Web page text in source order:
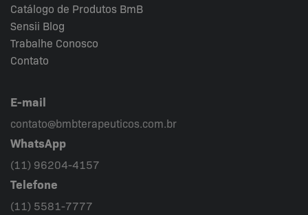
Catálogo de Produtos BmB
Sensii Blog
Trabalhe Conosco
Contato
E-mail
contato@bmbterapeuticos.com.br
WhatsApp
(11) 96204-4157
Telefone
(11) 5581-7777